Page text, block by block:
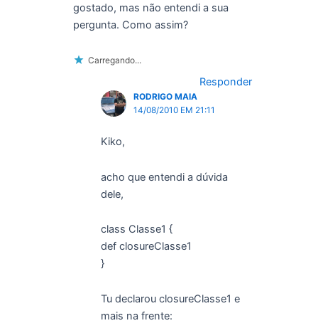
gostado, mas não entendi a sua
pergunta. Como assim?
Carregando...
Responder
RODRIGO MAIA
14/08/2010 EM 21:11
Kiko,
acho que entendi a dúvida
dele,
class Classe1 {
def closureClasse1
}
Tu declarou closureClasse1 e
mais na frente: